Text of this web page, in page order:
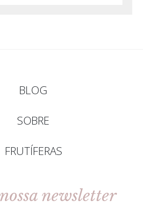
BLOG
SOBRE
FRUTÍFERAS
newsletter